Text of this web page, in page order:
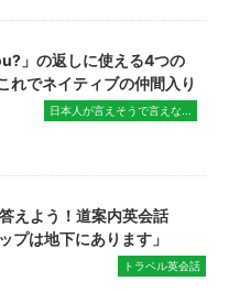
」の返しに使える4つの
れでネイティブの仲間入り
日本人が言えそうで言えな...
えよう！道案内英会話
プは地下にあります」
トラベル英会話